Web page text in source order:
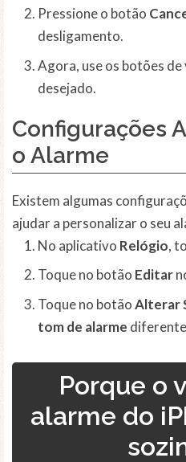
Pressione o botão
desligamento.
Agora, use os botões de
desejado.
Configurações
o Alarme
Existem algumas
ajudar a personalizar o seu
No aplicativo Relógio,
Toque no botão Editar
Toque no botãoAlterar
tom de alarme
Porque o
alarme do